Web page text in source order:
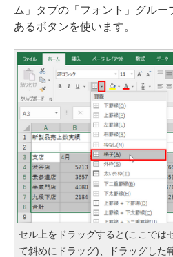
ム」タブの「フォント」グルー
あるボタンを使います。
セル上をドラッグすると(ここでは
て斜めにドラッグ)、ドラッグした